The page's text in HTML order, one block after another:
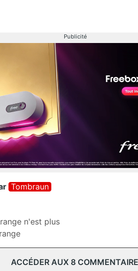
Publicité
Tombraun
n'est plus
ACCÉDER AUX 8